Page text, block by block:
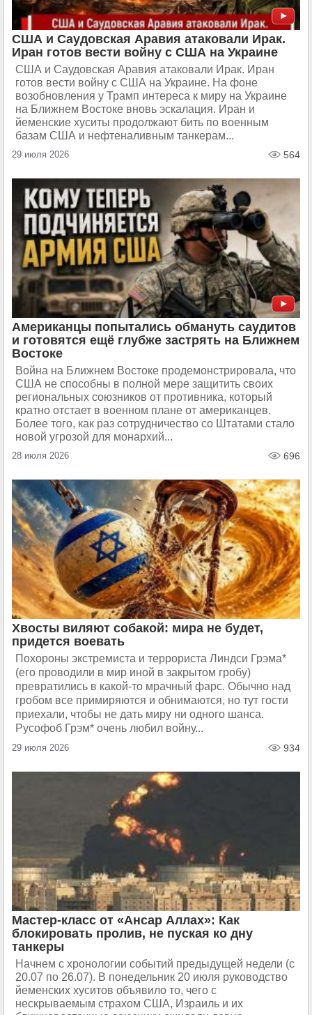
США и Саудовская Аравия атаковали Ирак.
Иран готов вести войну с США на Украине
США и Саудовская Аравия атаковали Ирак. Иран
готов вести войну с США на Украине. На фоне
возобновления у Трамп интереса к миру на Украине
на Ближнем Востоке вновь эскалация. Иран и
йеменские хуситы продолжают бить по военным
базам США и нефтеналивным танкерам...
29 июля 2026 564
Американцы попытались обмануть саудитов
и готовятся ещё глубже застрять на Ближнем
Востоке
Война на Ближнем Востоке продемонстрировала, что
США не способны в полной мере защитить своих
региональных союзников от противника, который
кратно отстает в военном плане от американцев.
Более того, как раз сотрудничество со Штатами стало
новой угрозой для монархий...
28 июля 2026 696
Хвосты виляют собакой: мира не будет,
придется воевать
Похороны экстремиста и террориста Линдси Грэма*
(его проводили в мир иной в закрытом гробу)
превратились в какой-то мрачный фарс. Обычно над
гробом все примиряются и обнимаются, но тут гости
приехали, чтобы не дать миру ни одного шанса.
Русофоб Грэм* очень любил войну...
29 июля 2026 934
Мастер-класс от «Ансар Аллах»: Как
блокировать пролив, не пуская ко дну
танкеры
Начнем с хронологии событий предыдущей недели (с
20.07 по 26.07). В понедельник 20 июля руководство
йеменских хуситов объявило то, чего с
нескрываемым страхом США, Израиль и их